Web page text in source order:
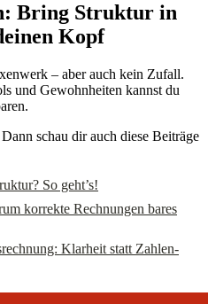
Bring Struktur in
Kopf
– aber auch kein Zufall.
und Gewohnheiten kannst du
schau dir auch diese Beiträge
So geht’s!
korrekte Rechnungen bares
Klarheit statt Zahlen-